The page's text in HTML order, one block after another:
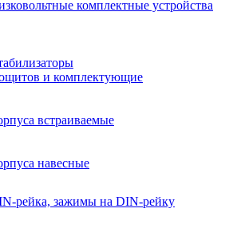
комплектные устройства
и комплектующие
встраиваемые
навесные
рейка, зажимы на DIN-рейку